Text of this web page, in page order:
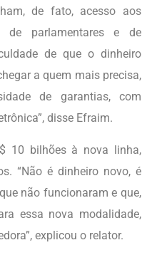
de fato, acesso aos
de parlamentares e de
de que o dinheiro
a quem mais precisa,
de garantias, com
disse Efraim.
10 bilhões à nova linha,
“Não é dinheiro novo, é
não funcionaram e que,
essa nova modalidade,
explicou o relator.